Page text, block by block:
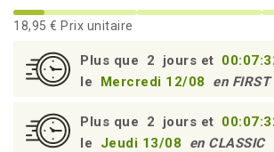
18,95 € Prix unitaire
Plus que 2 jours et
le
Mercredi 12/08 en FIRST
Plus que 2 jours et
le
Jeudi 13/08 en CLASSIC